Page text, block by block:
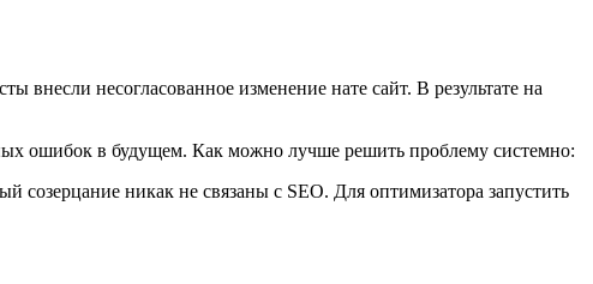
внесли несогласованное изменение нате сайт. В результате на
ошибок в будущем. Как можно лучше решить проблему системно:
созерцание никак не связаны с SEO. Для оптимизатора запустить